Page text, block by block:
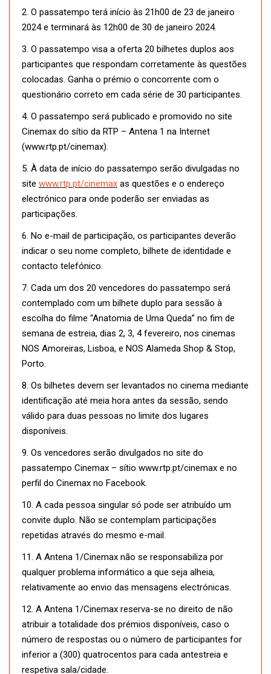
2. O passatempo terá início às 21h00 de 23 de janeiro
2024 e terminará às 12h00 de 30 de janeiro 2024.
3. O passatempo visa a oferta 20 bilhetes duplos aos
participantes que respondam corretamente às questões
colocadas. Ganha o prémio o concorrente com o
questionário correto em cada série de 30 participantes.
4. O passatempo será publicado e promovido no site
Cinemax do sítio da RTP – Antena 1 na Internet
(www.rtp.pt/cinemax).
5. À data de início do passatempo serão divulgadas no
site www.rtp.pt/cinemax as questões e o endereço
electrónico para onde poderão ser enviadas as
participações.
6. No e-mail de participação, os participantes deverão
indicar o seu nome completo, bilhete de identidade e
contacto telefónico.
7. Cada um dos 20 vencedores do passatempo será
contemplado com um bilhete duplo para sessão à
escolha do filme “Anatomia de Uma Queda” no fim de
semana de estreia, dias 2, 3, 4 fevereiro, nos cinemas
NOS Amoreiras, Lisboa, e NOS Alameda Shop & Stop,
Porto.
8. Os bilhetes devem ser levantados no cinema mediante
identificação até meia hora antes da sessão, sendo
válido para duas pessoas no limite dos lugares
disponíveis.
9. Os vencedores serão divulgados no site do
passatempo Cinemax – sítio www.rtp.pt/cinemax e no
perfil do Cinemax no Facebook.
10. A cada pessoa singular só pode ser atribuído um
convite duplo. Não se contemplam participações
repetidas através do mesmo e-mail.
11. A Antena 1/Cinemax não se responsabiliza por
qualquer problema informático a que seja alheia,
relativamente ao envio das mensagens electrónicas.
12. A Antena 1/Cinemax reserva-se no direito de não
atribuir a totalidade dos prémios disponíveis, caso o
número de respostas ou o número de participantes for
inferior a (300) quatrocentos para cada antestreia e
respetiva sala/cidade.